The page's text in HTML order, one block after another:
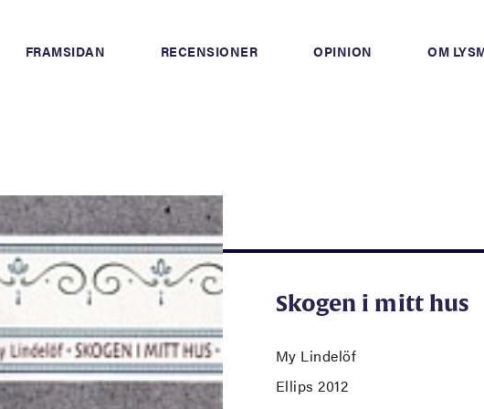
FRAMSIDAN RECENSIONER OPINION OM
Skogen i mitt hus
My Lindelöf
Ellips 2012